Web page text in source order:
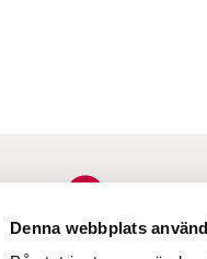
Denna webbplats